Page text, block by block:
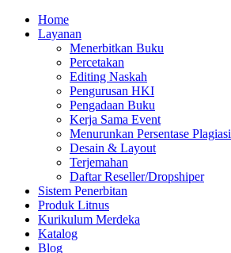
Home
Layanan
Menerbitkan Buku
Percetakan
Editing Naskah
Pengurusan HKI
Pengadaan Buku
Kerja Sama Event
Menurunkan Persentase Plagiasi
Desain & Layout
Terjemahan
Daftar Reseller/Dropshiper
Sistem Penerbitan
Produk Litnus
Kurikulum Merdeka
Katalog
Blog